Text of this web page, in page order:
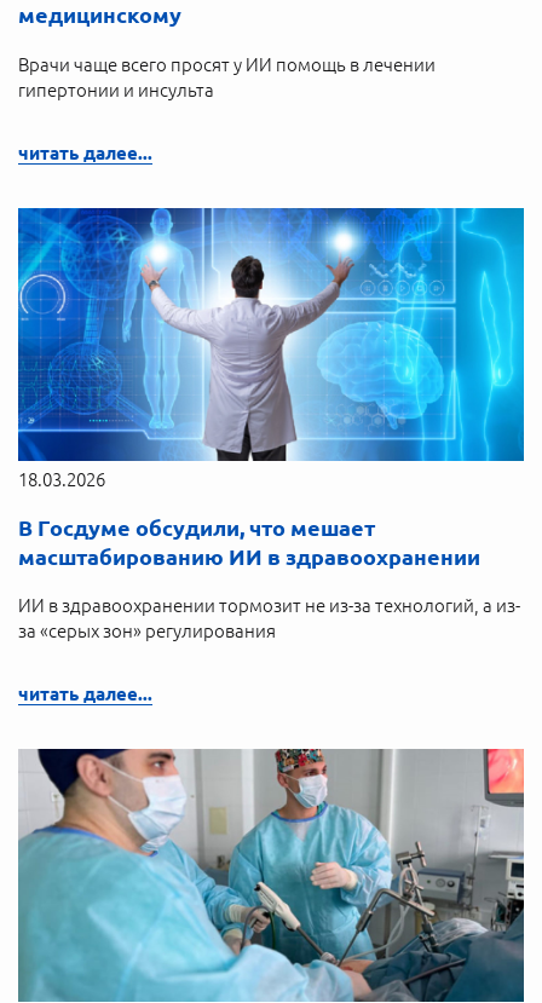
медицинскому
Врачи чаще всего просят у ИИ помощь в лечении
гипертонии и инсульта
читать далее...
18.03.2026
В Госдуме обсудили, что мешает
масштабированию ИИ в здравоохранении
ИИ в здравоохранении тормозит не из-за технологий, а из-
за «серых зон» регулирования
читать далее...